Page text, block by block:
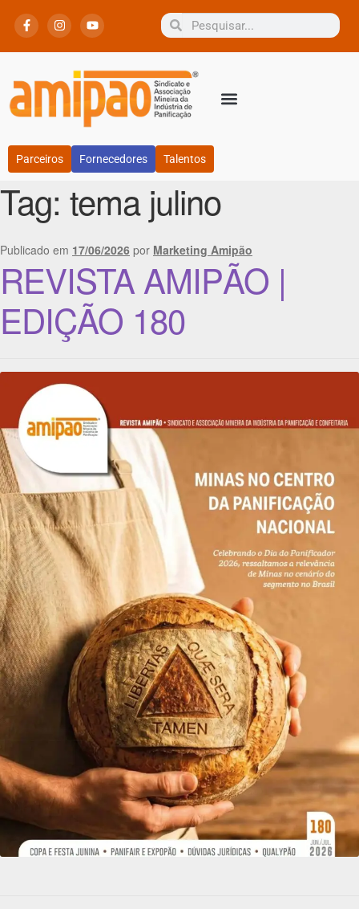
Parceiros Fornecedores Talentos
Tag: tema julino
Publicado em 17/06/2026 por Marketing Amipão
REVISTA AMIPÃO |
EDIÇÃO 180